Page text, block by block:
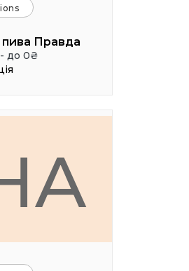
пива Правда
до 0₴